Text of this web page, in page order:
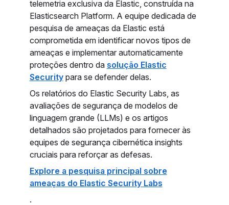
telemetria exclusiva da Elastic, construída na
Elasticsearch Platform. A equipe dedicada de
pesquisa de ameaças da Elastic está
comprometida em identificar novos tipos de
ameaças e implementar automaticamente
proteções dentro da solução Elastic
Securitypara se defender delas.
Os relatórios do Elastic Security Labs, as
avaliações de segurança de modelos de
linguagem grande (LLMs) e os artigos
detalhados são projetados para fornecer às
equipes de segurança cibernética insights
cruciais para reforçar as defesas.
Explore a pesquisa principal sobre
ameaças do Elastic Security Labs
.